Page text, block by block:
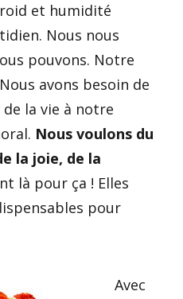
et humidité
Nous nous
pouvons. Notre
avons besoin de
la vie à notre
Nous voulons du
la joie, de la
là pour ça ! Elles
pour
Avec